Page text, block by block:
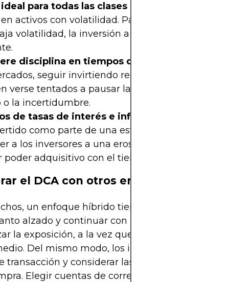
para todas las clases de activos:
activos con volatilidad. Para inversiones más
volatilidad, la inversión a tanto alzado puede
disciplina en tiempos de inercia:
seguir invirtiendo requiere disciplina.
verse tentados a pausar las contribuciones
o la incertidumbre.
de tasas de interés e inflación:
como parte de una estrategia de DCA
a los inversores a una erosión inflacionaria o a
poder adquisitivo con el tiempo.
el DCA con otros enfoques
un enfoque híbrido tiene sentido.
alzado y continuar con un programa de
la exposición, a la vez que se aprovechan las
Del mismo modo, los inversores deben
transacción y considerar las comisiones
Elegir cuentas de corretaje con operaciones